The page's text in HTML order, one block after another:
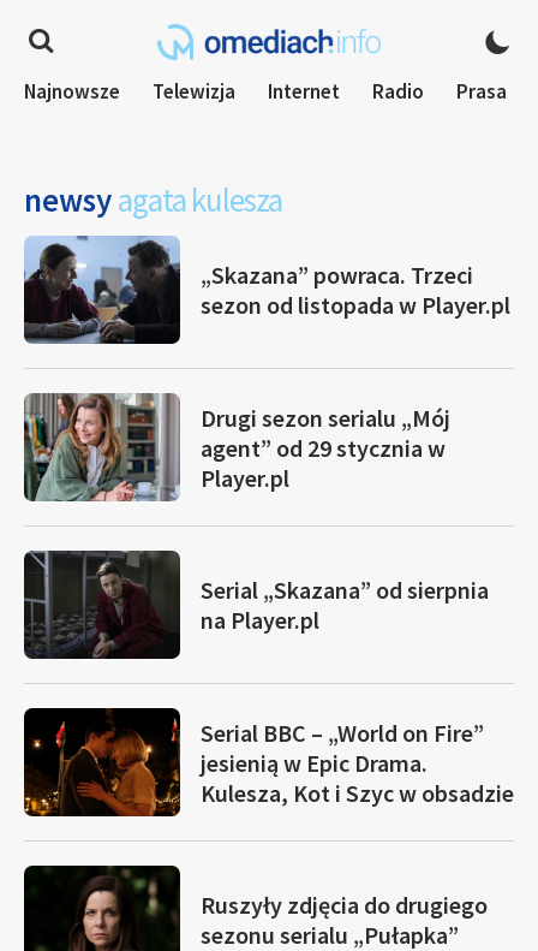
Najnowsze Telewizja Internet Radio Prasa
newsyagata kulesza
„Skazana” powraca. Trzeci
sezon od listopada w Player.pl
Drugi sezon serialu „Mój
agent” od 29 stycznia w
Player.pl
Serial „Skazana” od sierpnia
na Player.pl
Serial BBC – „World on Fire”
jesienią w Epic Drama.
Kulesza, Kot i Szyc w obsadzie
Ruszyły zdjęcia do drugiego
sezonu serialu „Pułapka”